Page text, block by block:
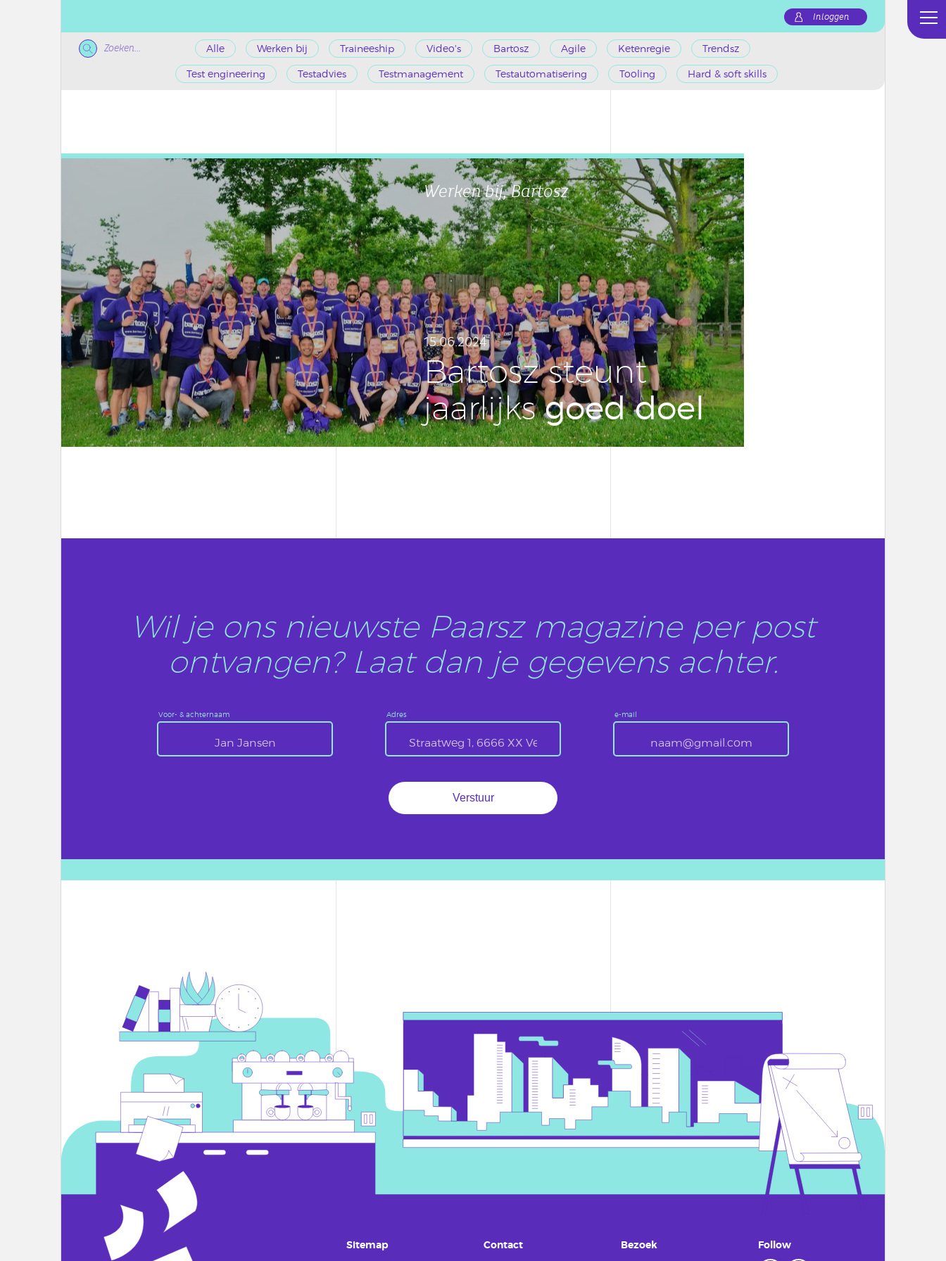
Inloggen
Zoeken... Alle Werken bij Traineeship Video's Bartosz Agile Ketenregie Trendsz
Test engineering Testadvies Testmanagement Testautomatisering Tooling Hard & soft skills
Werken bij, Bartosz
15.06.2024
Bartosz steunt
jaar­lijksgoed doel
Wil je ons nieuwste Paarsz magazine per post
ontvangen? Laat dan je gegevens achter.
Voor- & achternaam Adres e-mail
Sitemap Contact Bezoek Follow